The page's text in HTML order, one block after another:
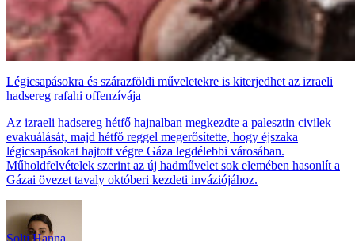
Légicsapásokra és szárazföldi műveletekre is kiterjedhet az izraeli
hadsereg rafahi offenzívája
Az izraeli hadsereg hétfő hajnalban megkezdte a palesztin civilek
evakuálását, majd hétfő reggel megerősítette, hogy éjszaka
légicsapásokat hajtott végre Gáza legdélebbi városában.
Műholdfelvételek szerint az új hadművelet sok elemében hasonlít a
Gázai övezet tavaly októberi kezdeti inváziójához.